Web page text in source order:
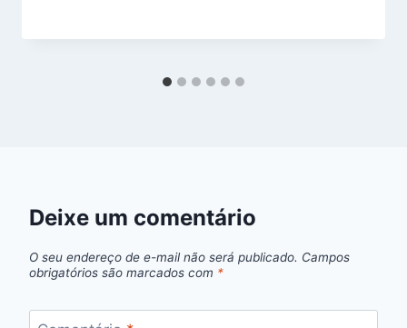
Deixe um comentário
O seu endereço de e-mail não será publicado. Campos
obrigatórios são marcados com *